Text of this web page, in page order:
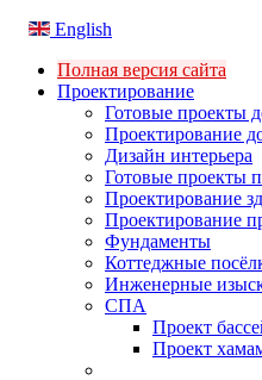
English
Полная версия сайта
Проектирование
Готовые проекты
Проектирование
Дизайн интерьера
Готовые проекты
Проектирование
Проектирование
Фундаменты
Коттеджные
Инженерные
СПА
Проект
Проект